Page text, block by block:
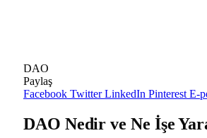
DAO
Paylaş
Facebook Twitter LinkedIn Pinterest E-
DAO Nedir ve Ne İşe